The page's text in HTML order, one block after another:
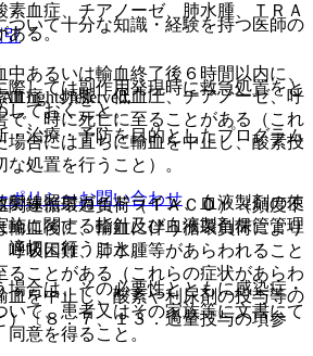
いて十分な知識・経験を持つ医師の
しては副作用発現時に救急処置をと
しておくこと。
線照射ガイドライン、血液製剤の使
施に関する指針及び血液製剤保管管理
適切に行うこと。
合は、その必要性とともに感染症・
いて、患者又はその家族等に文書にて
意を得ること。
素血症、チアノーゼ、肺水腫、ＴＲＡ
ある。
あるいは輸血終了後６時間以内に、
血症、頻脈、低血圧、チアノーゼ、呼
で、時に死亡に至ることがある（これ
場合には直ちに輸血を中止し、酸素投
処置を行うこと）。
連循環過負荷（ＴＡＣＯ）（頻度不
輸血後に、輸血に伴う循環負荷により
呼吸困難、肺水腫等があらわれること
ることがある（これらの症状があらわ
血を中止し、酸素や利尿剤の投与等の
）〔８．７、１３．過量投与の項参
引
rights reserved.
治療・予防を目的としたプログラム
ポリシーお問い合わせ